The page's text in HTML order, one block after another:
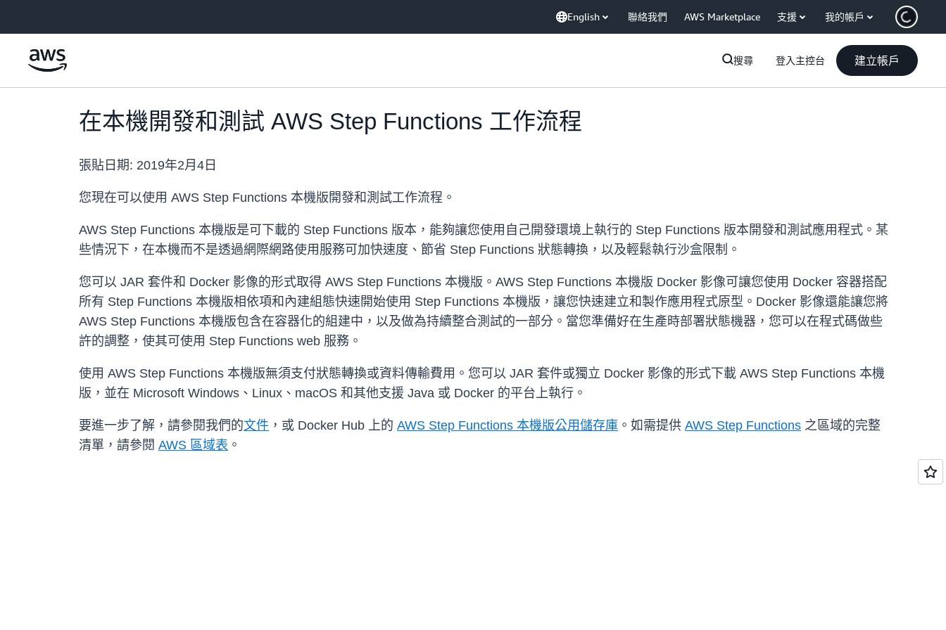
English 聯絡我們 AWS Marketplace 支援 我的帳戶
搜尋 登入主控台 建立帳戶
在本機開發和測試 AWS Step Functions 工作流程
張貼日期: 2019年2月4日
您現在可以使用 AWS Step Functions 本機版開發和測試工作流程。
AWS Step Functions 本機版是可下載的 Step Functions 版本，能夠讓您使用自己開發環境上執行的 Step Functions 版本開發和測試應用程式。某
些情況下，在本機而不是透過網際網路使用服務可加快速度、節省 Step Functions 狀態轉換，以及輕鬆執行沙盒限制。
您可以 JAR 套件和 Docker 影像的形式取得 AWS Step Functions 本機版。AWS Step Functions 本機版 Docker 影像可讓您使用 Docker 容器搭配
所有 Step Functions 本機版相依項和內建組態快速開始使用 Step Functions 本機版，讓您快速建立和製作應用程式原型。Docker 影像還能讓您將
AWS Step Functions 本機版包含在容器化的組建中，以及做為持續整合測試的一部分。當您準備好在生產時部署狀態機器，您可以在程式碼做些
許的調整，使其可使用 Step Functions web 服務。
使用 AWS Step Functions 本機版無須支付狀態轉換或資料傳輸費用。您可以 JAR 套件或獨立 Docker 影像的形式下載 AWS Step Functions 本機
版，並在 Microsoft Windows、Linux、macOS 和其他支援 Java 或 Docker 的平台上執行。
要進一步了解，請參閱我們的文件 ，或 Docker Hub 上的 AWS Step Functions 本機版公用儲存庫 。如需提供 AWS Step Functions 之區域的完整
清單，請參閱 AWS 區域表 。